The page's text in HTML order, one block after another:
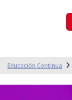
Educación Continua